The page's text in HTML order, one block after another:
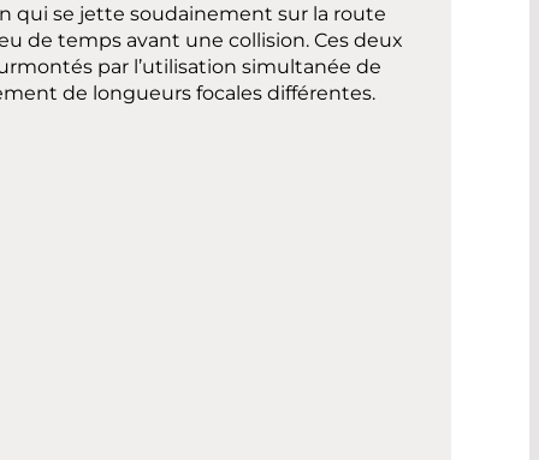
qui se jette soudainement sur la route
de temps avant une collision. Ces deux
par l’utilisation simultanée de
de longueurs focales différentes.